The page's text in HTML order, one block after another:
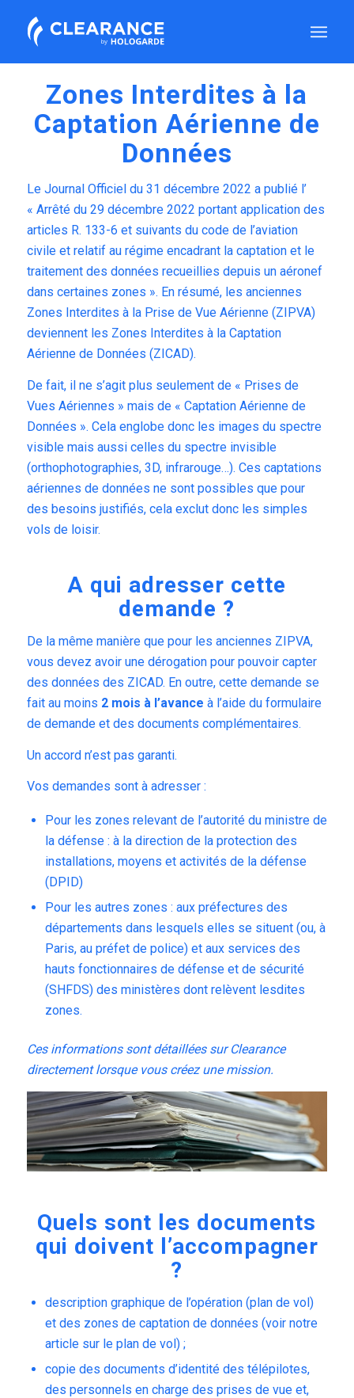
Définition ZICAD :
Zones Interdites à la
Captation Aérienne de
Données
Le Journal Officiel du 31 décembre 2022 a publié l’
« Arrêté du 29 décembre 2022 portant application des
articles R. 133-6 et suivants du code de l’aviation
civile et relatif au régime encadrant la captation et le
traitement des données recueillies depuis un aéronef
dans certaines zones ». En résumé, les anciennes
Zones Interdites à la Prise de Vue Aérienne (ZIPVA)
deviennent les Zones Interdites à la Captation
Aérienne de Données (ZICAD).
De fait, il ne s’agit plus seulement de « Prises de
Vues Aériennes » mais de « Captation Aérienne de
Données ». Cela englobe donc les images du spectre
visible mais aussi celles du spectre invisible
(orthophotographies, 3D, infrarouge…). Ces captations
aériennes de données ne sont possibles que pour
des besoins justifiés, cela exclut donc les simples
vols de loisir.
A qui adresser cette
demande ?
De la même manière que pour les anciennes ZIPVA,
vous devez avoir une dérogation pour pouvoir capter
des données des ZICAD. En outre, cette demande se
fait au moins 2 mois à l’avance à l’aide du formulaire
de demande et des documents complémentaires.
Un accord n’est pas garanti.
Vos demandes sont à adresser :
Pour les zones relevant de l’autorité du ministre de
la défense : à la direction de la protection des
installations, moyens et activités de la défense
(DPID)
Pour les autres zones : aux préfectures des
départements dans lesquels elles se situent (ou, à
Paris, au préfet de police) et aux services des
hauts fonctionnaires de défense et de sécurité
(SHFDS) des ministères dont relèvent lesdites
zones.
Ces informations sont détaillées surClearance
directement lorsque vous créez une mission.
Quels sont les documents
qui doivent l’accompagner
?
description graphique de l’opération (plan de vol)
et des zones de captation de données (voir notre
article sur le plan de vol) ;
copie des documents d’identité des télépilotes,
des personnels en charge des prises de vue et,